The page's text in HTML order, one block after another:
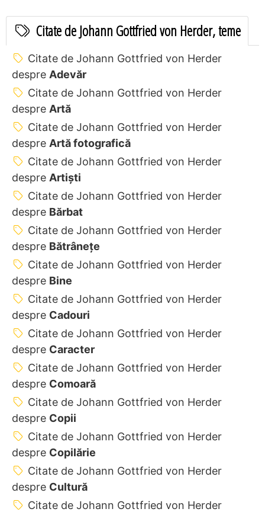
Citate de Johann Gottfried von Herder, teme
Citate de Johann Gottfried von Herder
despre Adevăr
Citate de Johann Gottfried von Herder
despre Artă
Citate de Johann Gottfried von Herder
despre Artă fotografică
Citate de Johann Gottfried von Herder
despre Artiști
Citate de Johann Gottfried von Herder
despre Bărbat
Citate de Johann Gottfried von Herder
despre Bătrânețe
Citate de Johann Gottfried von Herder
despre Bine
Citate de Johann Gottfried von Herder
despre Cadouri
Citate de Johann Gottfried von Herder
despre Caracter
Citate de Johann Gottfried von Herder
despre Comoară
Citate de Johann Gottfried von Herder
despre Copii
Citate de Johann Gottfried von Herder
despre Copilărie
Citate de Johann Gottfried von Herder
despre Cultură
Citate de Johann Gottfried von Herder